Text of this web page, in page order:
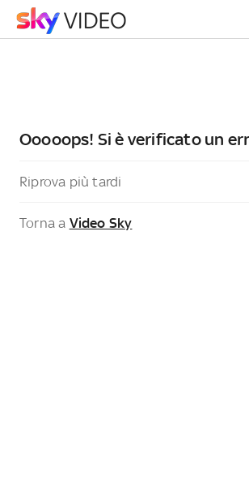
Ooooops! Si è verificato un
Riprova più tardi
Torna a Video Sky